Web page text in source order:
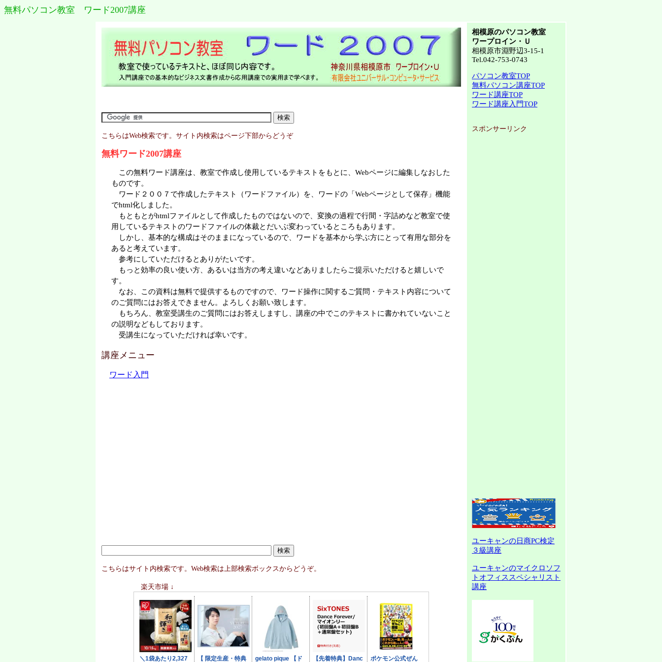
無料パソコン教室 ワード2007講座
こちらはWeb検索です。サイト内検索はページ下部からどうぞ
無料ワード2007講座
この無料ワード講座は、教室で作成し使用しているテキストをもとに、Webページに編集しなおした
ものです。
ワード２００７で作成したテキスト（ワードファイル）を、ワードの「Webページとして保存」機能
でhtml化しました。
もともとがhtmlファイルとして作成したものではないので、変換の過程で行間・字詰めなど教室で使
用しているテキストのワードファイルの体裁とだいぶ変わっているところもあります。
しかし、基本的な構成はそのままになっているので、ワードを基本から学ぶ方にとって有用な部分を
あると考えています。
参考にしていただけるとありがたいです。
もっと効率の良い使い方、あるいは当方の考え違いなどありましたらご提示いただけると嬉しいで
す。
なお、この資料は無料で提供するものですので、ワード操作に関するご質問・テキスト内容について
のご質問にはお答えできません。よろしくお願い致します。
もちろん、教室受講生のご質問にはお答えしますし、講座の中でこのテキストに書かれていないこと
の説明などもしております。
受講生になっていただければ幸いです。
講座メニュー
ワード入門
こちらはサイト内検索です。Web検索は上部検索ボックスからどうぞ。
楽天市場 ↓
相模原のパソコン教室
ワープロイン・Ｕ
相模原市淵野辺3-15-1
Tel.042-753-0743
パソコン教室TOP
無料パソコン講座TOP
ワード講座TOP
ワード講座入門TOP
スポンサーリンク
ユーキャンの日商PC検定
３級講座
ユーキャンのマイクロソフ
トオフィススペシャリスト
講座